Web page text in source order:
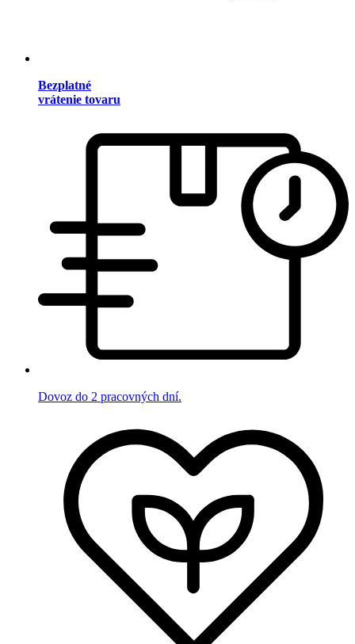
Bezplatné
vrátenie tovaru
Dovoz do 2 pracovných dní.